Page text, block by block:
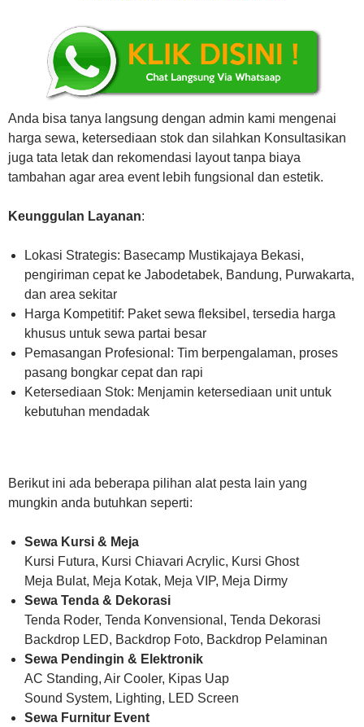
Anda bisa tanya langsung dengan admin kami mengenai
harga sewa, ketersediaan stok dan silahkan Konsultasikan
juga tata letak dan rekomendasi layout tanpa biaya
tambahan agar area event lebih fungsional dan estetik.
Keunggulan Layanan:
Lokasi Strategis: Basecamp Mustikajaya Bekasi,
pengiriman cepat ke Jabodetabek, Bandung, Purwakarta,
dan area sekitar
Harga Kompetitif: Paket sewa fleksibel, tersedia harga
khusus untuk sewa partai besar
Pemasangan Profesional: Tim berpengalaman, proses
pasang bongkar cepat dan rapi
Ketersediaan Stok: Menjamin ketersediaan unit untuk
kebutuhan mendadak
Berikut ini ada beberapa pilihan alat pesta lain yang
mungkin anda butuhkan seperti:
Sewa Kursi & Meja
Kursi Futura, Kursi Chiavari Acrylic, Kursi Ghost
Meja Bulat, Meja Kotak, Meja VIP, Meja Dirmy
Sewa Tenda & Dekorasi
Tenda Roder, Tenda Konvensional, Tenda Dekorasi
Backdrop LED, Backdrop Foto, Backdrop Pelaminan
Sewa Pendingin & Elektronik
AC Standing, Air Cooler, Kipas Uap
Sound System, Lighting, LED Screen
Sewa Furnitur Event